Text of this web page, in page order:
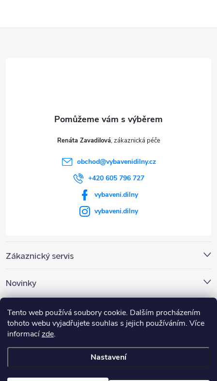
Tento web používá soubory cookie. Dalším procházením
tohoto webu vyjadřujete souhlas s jejich používáním. Více
informacízde.
Nastavení
Zákaznický servis
Novinky
Nákupní košík
Renáta Zavadilová
obchod@vybavenidilny.cz
+420 605 796 727
vybaveni.dilny
vybaveni.dilny